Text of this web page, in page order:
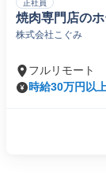
正社員
焼肉専門店の
株式会社こぐみ
フルリモート
時給30万円以上